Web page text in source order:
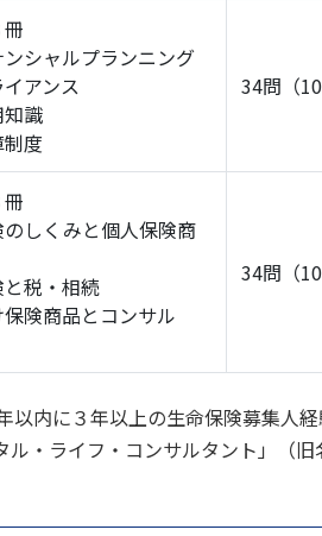
ンシャルプランニング
アンス
知識
制度
34問（
のしくみと個人保険商
と税・相続
保険商品とコンサル
34問（
内に３年以上の生命保険募集人
・ライフ・コンサルタント」（